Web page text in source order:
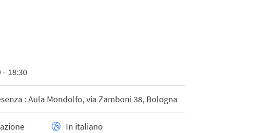
- 18:30
: Aula Mondolfo, via Zamboni 38, Bologna
In italiano